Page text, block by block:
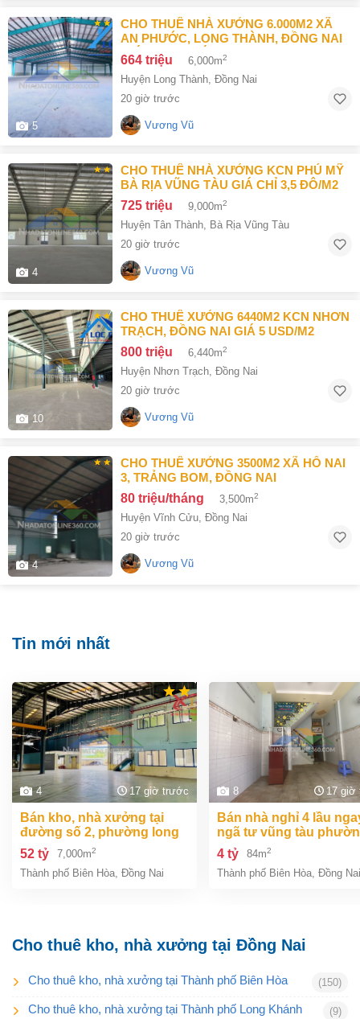
5
CHO THUÊ NHÀ XƯỞNG 6.000M2 XÃ
AN PHƯỚC, LONG THÀNH, ĐỒNG NAI
GIÁ 664TR/THÁNG
664 triệu 6,000m2
Huyện Long Thành, Đồng Nai
20 giờ trước
Vương Vũ
4
CHO THUÊ NHÀ XƯỞNG KCN PHÚ MỸ
BÀ RỊA VŨNG TÀU GIÁ CHỈ 3,5 ĐÔ/M2
725 triệu 9,000m2
Huyện Tân Thành Bà Rịa Vũng Tàu
20 giờ trước
Vương Vũ
10
CHO THUÊ XƯỞNG 6440M2 KCN NHƠN
TRẠCH, ĐỒNG NAI GIÁ 5 USD/M2
800 triệu 6,440m2
Huyện Nhơn Trạch Đồng Nai
20 giờ trước
Vương Vũ
4
CHO THUÊ XƯỞNG 3500M2 XÃ HỐ NAI
3, TRẢNG BOM, ĐỒNG NAI
80 triệu/tháng 3,500m2
Huyện Vĩnh Cửu Đồng Nai
20 giờ trước
Vương Vũ
Tin mới nhất
4 17 giờ trước
bán kho, nhà xưởng tại
đường số 2, phường long
bình, thành phố biên hòa,
đồng nai giá 52 tỷ
52 tỷ 7,000m2
Thành phố Biên Hòa, Đồng Nai
8 17 giờ
bán nhà nghỉ 4 lầu ngay
ngã tư vũng tàu
an bình biên hòa đồng
giá chỉ 4 tỷ
4 tỷ 84m2
Thành phố Biên Hòa, Đồng Nai
Cho thuê kho, nhà xưởng tại Đồng Nai
Cho thuê kho, nhà xưởng tại Thành phố Biên Hòa (150)
Cho thuê kho, nhà xưởng tại Thành phố Long Khánh (9)